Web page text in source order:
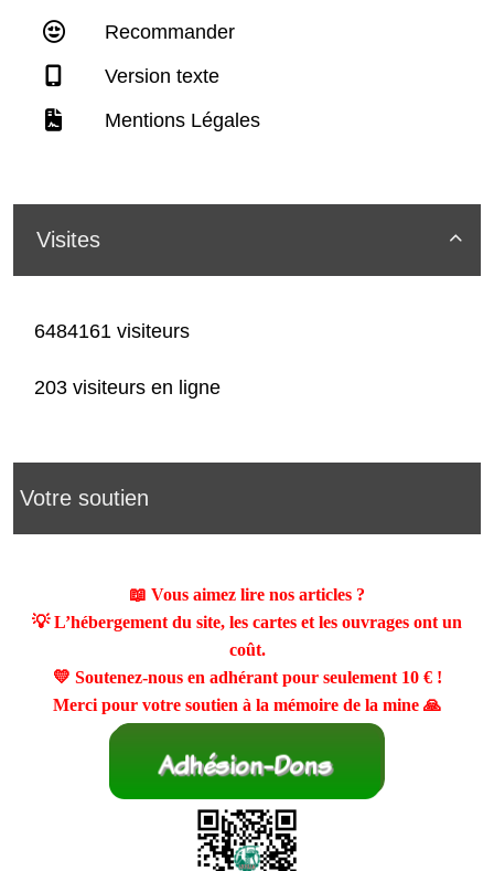
Recommander
Version texte
Mentions Légales

Visites
6484161 visiteurs
203 visiteurs en ligne
Votre soutien
📖 Vous aimez lire nos articles ?
💡 L’hébergement du site, les cartes et les ouvrages ont un
coût.
💛 Soutenez-nous en adhérant pour seulement 10 €!
Merci pour votre soutien à la mémoire de la mine 🙏